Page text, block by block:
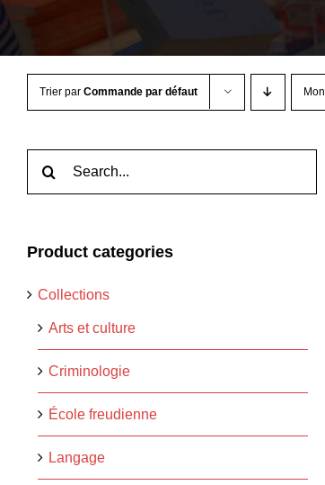
Trier par Commande par défaut
Product categories
Collections
Arts et culture
Criminologie
École freudienne
Langage